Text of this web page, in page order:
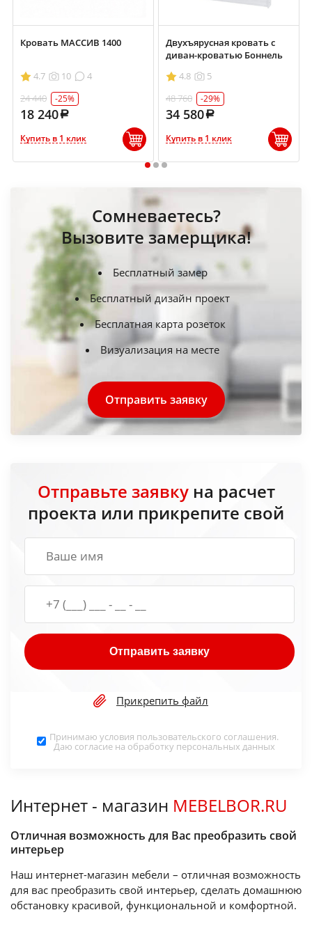
Кровать МАССИВ 1400
4.7 10
4
24 440
-25%
18 240
Купить в 1 клик
Двухъярусная кровать с
диван-кроватью Боннель
4.8
5
48 760
-29%
34 580
Купить в 1 клик
1 2 3
Сомневаетесь?
Вызовите замерщика!
Бесплатный замер
Бесплатный дизайн проект
Бесплатная карта розеток
Визуализация на месте
Отправить заявку
Отправьте заявкуна расчет
проекта или прикрепите свой
Отправить заявку
Прикрепить файл
Принимаю условия пользовательского соглашения.
Даю согласие на обработку персональных данных
Интернет - магазин MEBELBOR.RU
Отличная возможность для Вас преобразить свой
интерьер
Наш интернет-магазин мебели – отличная возможность
для вас преобразить свой интерьер, сделать домашнюю
обстановку красивой, функциональной и комфортной.